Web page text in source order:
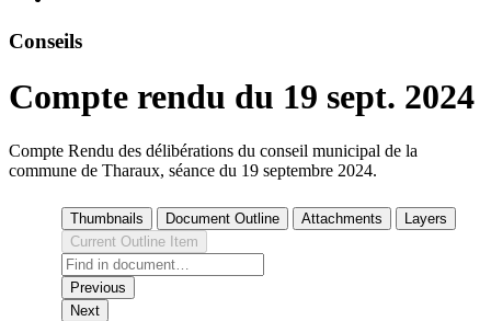
Conseils
Compte rendu du 19 sept. 2024
Compte Rendu des délibérations du conseil municipal de la
commune de Tharaux, séance du 19 septembre 2024.